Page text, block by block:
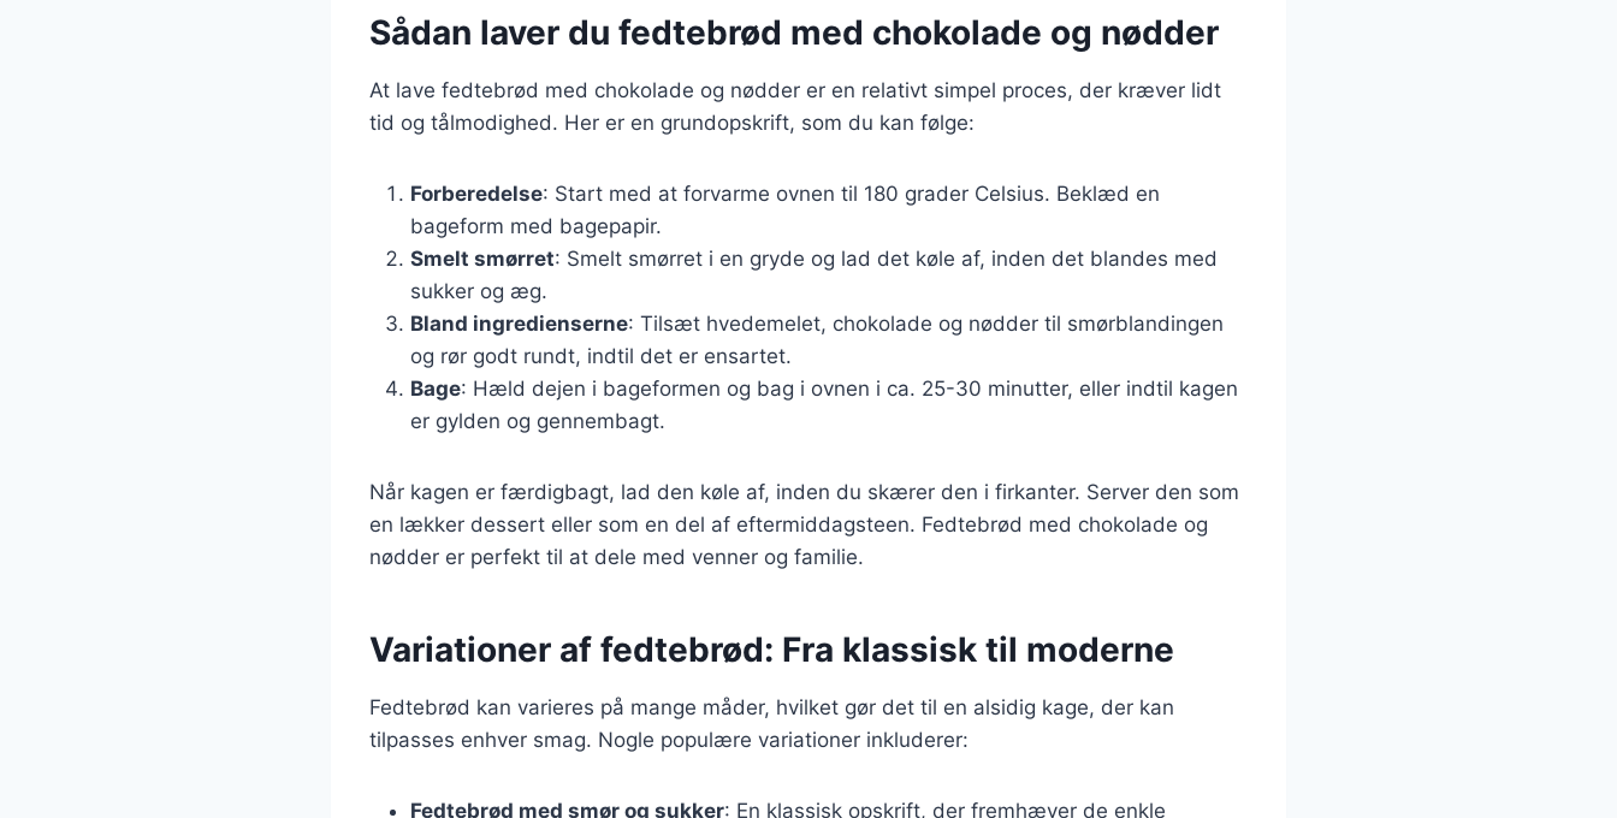
Sådan laver du fedtebrød med chokolade og nødder
At lave fedtebrød med chokolade og nødder er en relativt simpel proces, der kræver lidt
tid og tålmodighed. Her er en grundopskrift, som du kan følge:
Forberedelse: Start med at forvarme ovnen til 180 grader Celsius. Beklæd en
bageform med bagepapir.
Smelt smørret: Smelt smørret i en gryde og lad det køle af, inden det blandes med
sukker og æg.
Bland ingredienserne: Tilsæt hvedemelet, chokolade og nødder til smørblandingen
og rør godt rundt, indtil det er ensartet.
Bage: Hæld dejen i bageformen og bag i ovnen i ca. 25-30 minutter, eller indtil kagen
er gylden og gennembagt.
Når kagen er færdigbagt, lad den køle af, inden du skærer den i firkanter. Server den som
en lækker dessert eller som en del af eftermiddagsteen. Fedtebrød med chokolade og
nødder er perfekt til at dele med venner og familie.
Variationer af fedtebrød: Fra klassisk til moderne
Fedtebrød kan varieres på mange måder, hvilket gør det til en alsidig kage, der kan
tilpasses enhver smag. Nogle populære variationer inkluderer:
Fedtebrød med smør og sukker: En klassisk opskrift, der fremhæver de enkle